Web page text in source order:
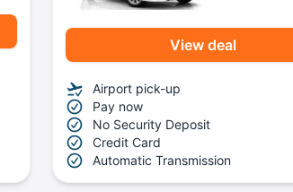
View deal
Airport pick-up
Pay now
No Security Deposit
Credit Card
Automatic Transmission